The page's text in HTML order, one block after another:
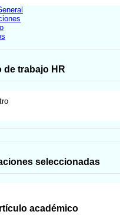
de trabajo HR
seleccionadas
académico